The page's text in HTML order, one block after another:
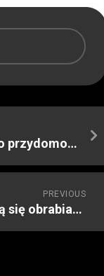
Jak samemu można zadbać o przydomowy ogród na wiosnę
PREVIOUS
Jak znaleźć firmę zajmującą się obrabianiem tworzyw sztucznych